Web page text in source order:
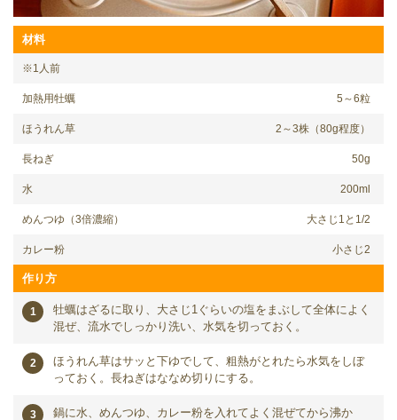
材料
※1人前
加熱用牡蠣 5～6粒
ほうれん草 2～3株（80g程度）
長ねぎ 50g
水 200ml
めんつゆ（3倍濃縮） 大さじ1と1/2
カレー粉 小さじ2
作り方
牡蠣はざるに取り、大さじ1ぐらいの塩をまぶして全体によく
混ぜ、流水でしっかり洗い、水気を切っておく。
ほうれん草はサッと下ゆでして、粗熱がとれたら水気をしぼ
っておく。長ねぎはななめ切りにする。
鍋に水、めんつゆ、カレー粉を入れてよく混ぜてから沸か